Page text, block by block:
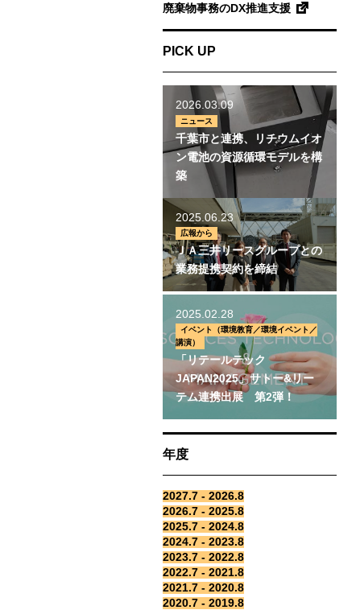
廃棄物事務のDX推進支援
PICK UP
2026.03.09
ニュース
千葉市と連携、リチウムイオ
ン電池の資源循環モデルを構
築
2025.06.23
広報から
ＪＡ三井リースグループとの
業務提携契約を締結
2025.02.28
イベント（環境教育／環境イベント／
講演）
「リテールテック
JAPAN2025」サトー&リー
テム連携出展 第2弾！
年度
2027.7 - 2026.8
2026.7 - 2025.8
2025.7 - 2024.8
2024.7 - 2023.8
2023.7 - 2022.8
2022.7 - 2021.8
2021.7 - 2020.8
2020.7 - 2019.8